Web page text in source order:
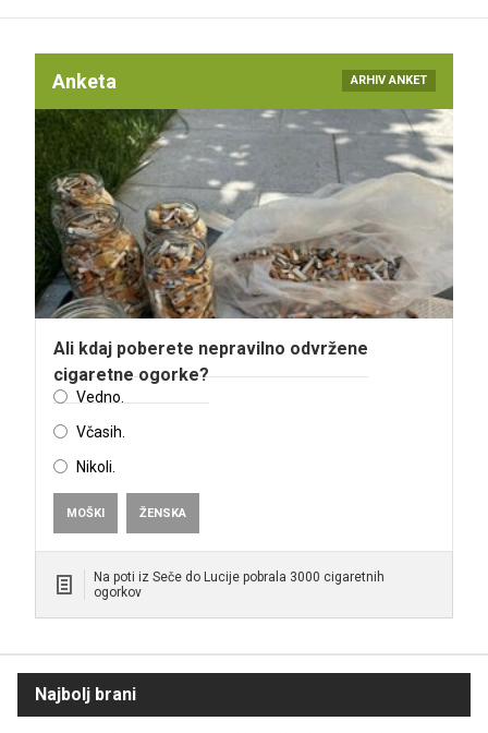
Anketa ARHIV ANKET
Ali kdaj poberete nepravilno odvržene
cigaretne ogorke?
Vedno.
Včasih.
Nikoli.
MOŠKI ŽENSKA
Na poti iz Seče do Lucije pobrala 3000 cigaretnih
ogorkov
Najbolj brani